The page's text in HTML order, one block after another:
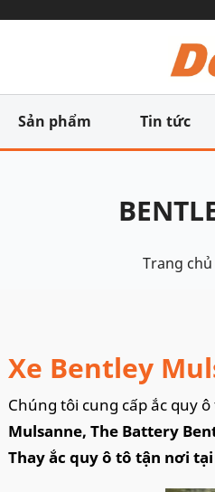
Sản phẩm Tin tức
Trang chủ
Xe Bentley
Chúng tôi cung cấp ắc quy ô
Mulsanne, The Battery
Thay ắc quy ô tô tận nơi